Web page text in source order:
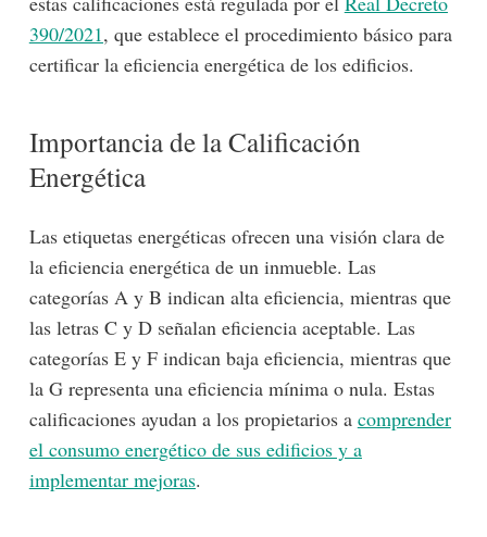
390/2021, que establece el procedimiento básico para
certificar la eficiencia energética de los edificios.
Importancia de la Calificación
Energética
Las etiquetas energéticas ofrecen una visión clara de
la eficiencia energética de un inmueble. Las
categorías A y B indican alta eficiencia, mientras que
las letras C y D señalan eficiencia aceptable. Las
categorías E y F indican baja eficiencia, mientras que
la G representa una eficiencia mínima o nula. Estas
calificaciones ayudan a los propietarios a comprender
el consumo energético de sus edificios y a
implementar mejoras.